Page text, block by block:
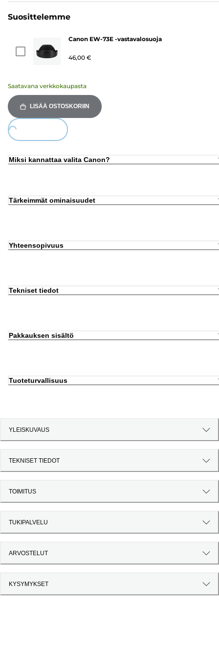
Suosittelemme
Canon EW-73E -vastavalosuoja
46,00 €
Saatavana verkkokaupasta
LISÄÄ OSTOSKORIIN
Loading...
Miksi kannattaa valita Canon?
Tärkeimmät ominaisuudet
Yhteensopivuus
Tekniset tiedot
Pakkauksen sisältö
Tuoteturvallisuus
YLEISKUVAUS
TEKNISET TIEDOT
TOIMITUS
TUKIPALVELU
ARVOSTELUT
KYSYMYKSET